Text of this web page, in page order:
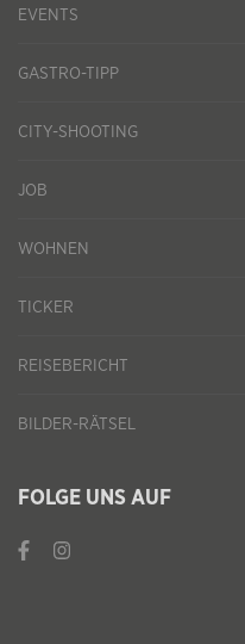
EVENTS
GASTRO-TIPP
CITY-SHOOTING
JOB
WOHNEN
TICKER
REISEBERICHT
BILDER-RÄTSEL
FOLGE UNS AUF